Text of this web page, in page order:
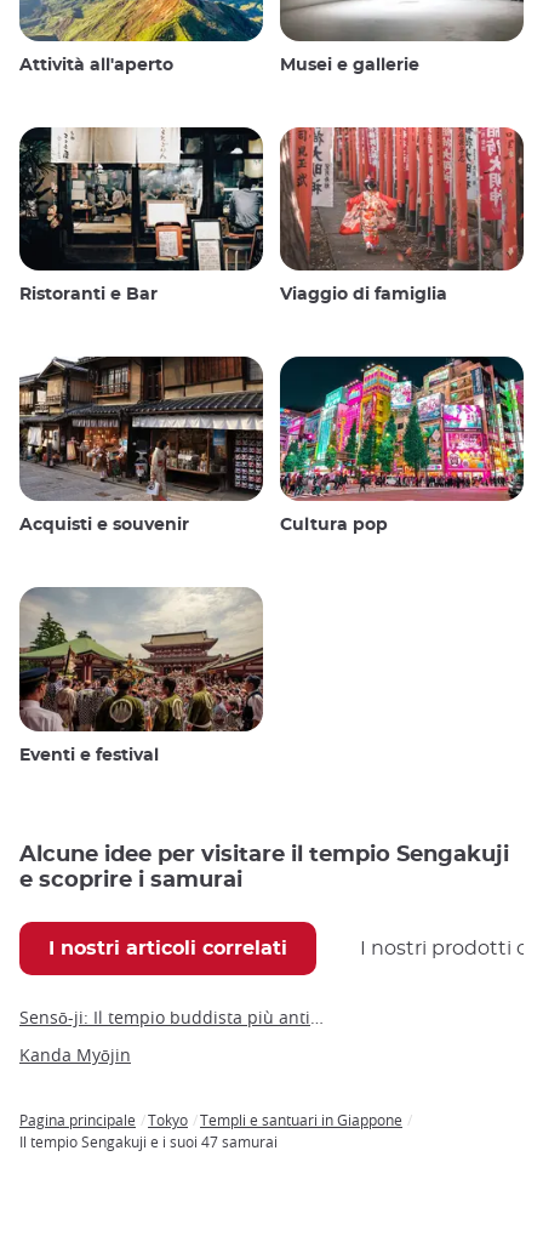
Attività all'aperto Musei e gallerie
Ristoranti e Bar Viaggio di famiglia
Acquisti e souvenir Cultura pop
Eventi e festival
Alcune idee per visitare il tempio Sengakuji
e scoprire i samurai
I nostri articoli correlati I nostri prodotti
Sensō-ji: Il tempio buddista più antico e più significativo di Tokyo
Kanda Myōjin
Breadcrumb
Pagina principale Tokyo
Templi e santuari in Giappone
Il tempio Sengakuji e i suoi 47 samurai